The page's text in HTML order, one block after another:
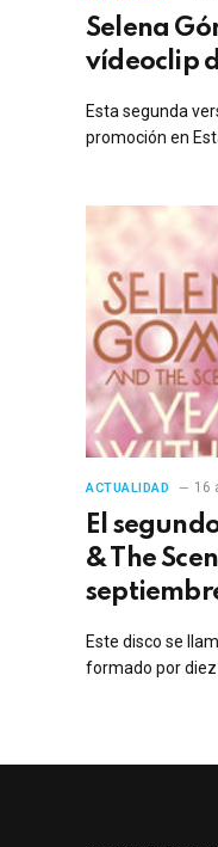
Selena
vídeoclip
Esta segunda
promoción en
ACTUALIDAD 16
El
& The
Este disco se
formado por diez